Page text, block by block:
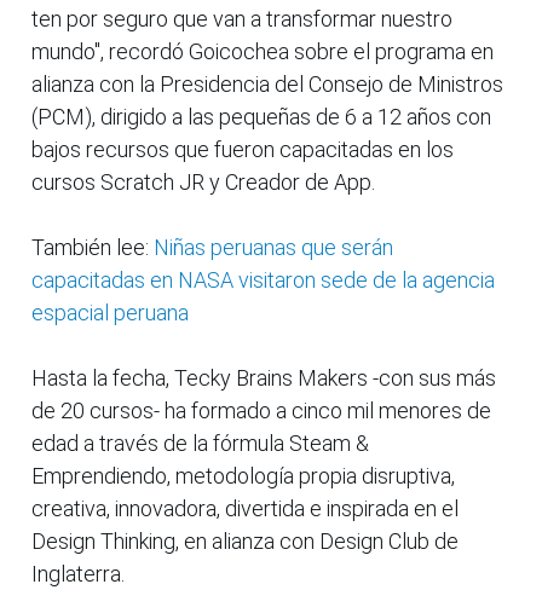
ten por seguro que van a transformar nuestro
mundo", recordó Goicochea sobre el programa en
alianza con la Presidencia del Consejo de Ministros
(PCM), dirigido a las pequeñas de 6 a 12 años con
bajos recursos que fueron capacitadas en los
cursos Scratch JR y Creador de App.
También lee: Niñas peruanas que serán
capacitadas en NASA visitaron sede de la agencia
espacial peruana
Hasta la fecha, Tecky Brains Makers -con sus más
de 20 cursos- ha formado a cinco mil menores de
edad a través de la fórmula Steam &
Emprendiendo, metodología propia disruptiva,
creativa, innovadora, divertida e inspirada en el
Design Thinking, en alianza con Design Club de
Inglaterra.